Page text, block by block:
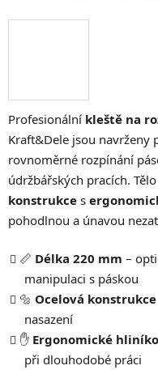
Profesionální kleště na
Kraft&Dele jsou navrženy
rovnoměrné rozpínání
údržbářských pracích.
konstrukce s
pohodlnou a únavou
📏 Délka 220 mm –
manipulaci s páskou
🔩 Ocelová konstrukce
nasazení
✋ Ergonomické
při dlouhodobé práci